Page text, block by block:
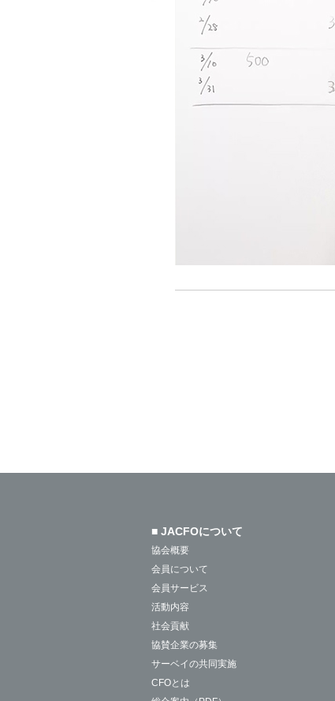
■ JACFOについて
協会概要
会員について
会員サービス
活動内容
社会貢献
協賛企業の募集
サーベイの共同実施
CFOとは